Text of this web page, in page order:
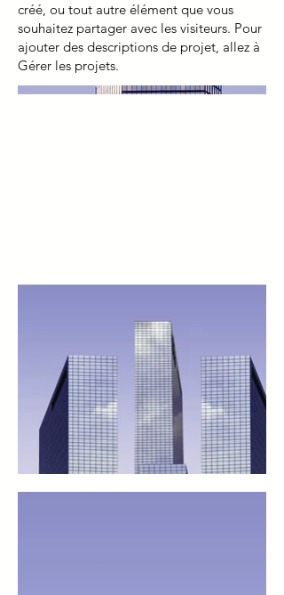
créé, ou tout autre élément que vous
souhaitez partager avec les visiteurs. Pour
ajouter des descriptions de projet, allez à
Gérer les projets.